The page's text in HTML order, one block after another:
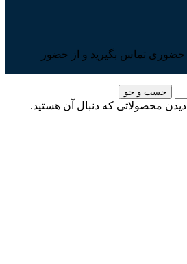
حضوری تماس بگیرید و از حضور
جست و جو
محصولاتی که دنبال آن هستید.